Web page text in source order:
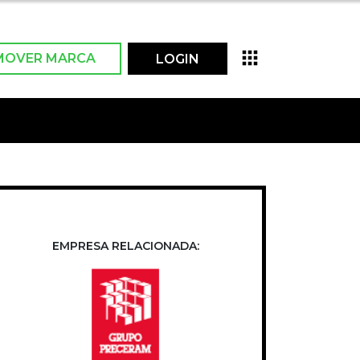
MARCA LOGIN
EMPRESA RELACIONADA: